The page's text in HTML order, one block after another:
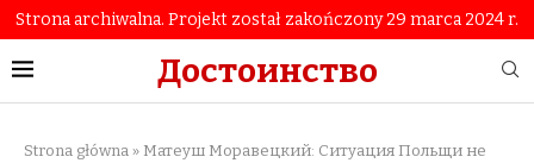
Strona archiwalna. Projekt został zakończony 29 marca 2024 r.
Достоинство
Strona główna » Матеуш Моравецкий: Ситуация Польщи не